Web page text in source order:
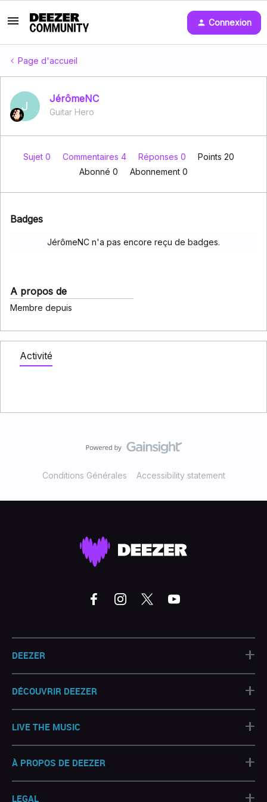
Connexion
Page d'accueil
J
JérômeNC
Guitar Hero
Sujet 0 Commentaires 4 Réponses 0
Points 20
Abonné 0 Abonnement 0
Badges
JérômeNC n'a pas encore reçu de badges.
A propos de
Membre depuis
Activité
Conditions Générales Accessibility statement
DEEZER +
DÉCOUVRIR DEEZER +
LIVE THE MUSIC +
À PROPOS DE DEEZER +
LEGAL +